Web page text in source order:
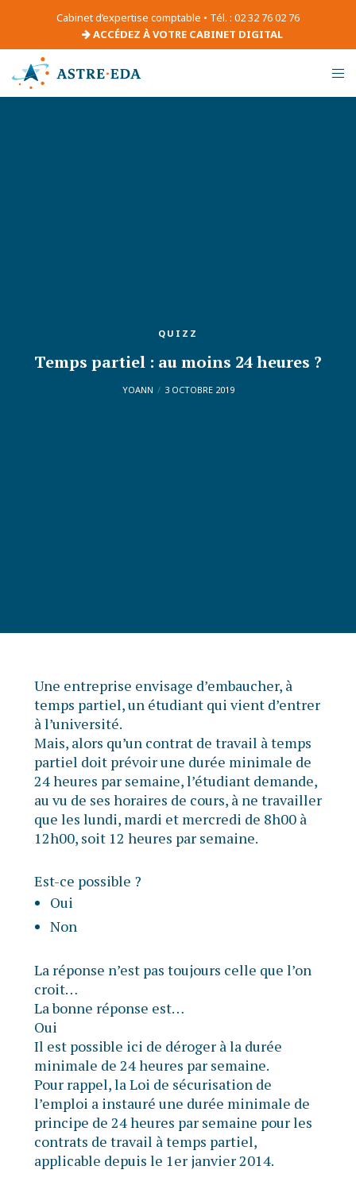
Cabinet d’expertise comptable • Tél. : 02 32 76 02 76
ACCÉDEZ À VOTRE CABINET DIGITAL
QUIZZ
Temps partiel : au moins 24 heures ?
YOANN 3 OCTOBRE 2019
Une entreprise envisage d’embaucher, à
temps partiel, un étudiant qui vient d’entrer
à l’université.
Mais, alors qu’un contrat de travail à temps
partiel doit prévoir une durée minimale de
24 heures par semaine, l’étudiant demande,
au vu de ses horaires de cours, à ne travailler
que les lundi, mardi et mercredi de 8h00 à
12h00, soit 12 heures par semaine.
Est-ce possible ?
Oui
Non
La réponse n’est pas toujours celle que l’on
croit…
La bonne réponse est…
Oui
Il est possible ici de déroger à la durée
minimale de 24 heures par semaine.
Pour rappel, la Loi de sécurisation de
l’emploi a instauré une durée minimale de
principe de 24 heures par semaine pour les
contrats de travail à temps partiel,
applicable depuis le 1er janvier 2014.